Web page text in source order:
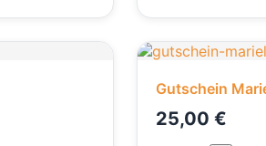
Gutschein
25,00 €